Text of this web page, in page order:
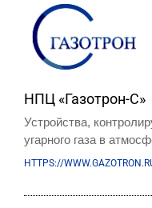
НПЦ «Газотрон-С»
Устройства,
угарного газа в
HTTPS://